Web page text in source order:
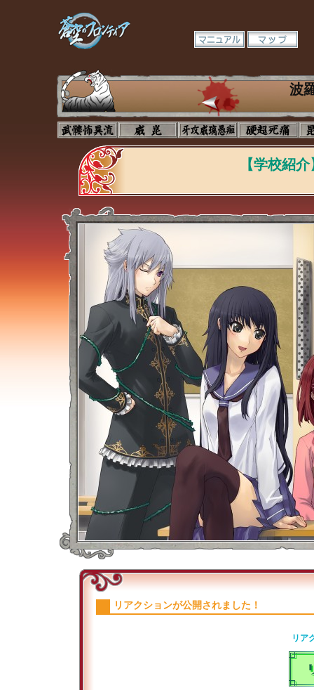
波
【学校紹
リアクションが公開されました！
リア